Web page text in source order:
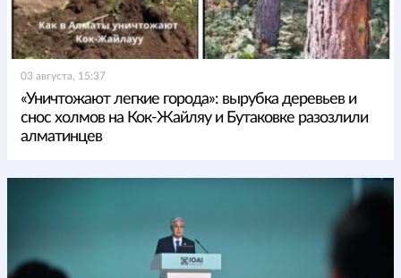
03 августа, 15:37
«Уничтожают легкие города»: вырубка деревьев и
снос холмов на Кок-Жайляу и Бутаковке разозлили
алматинцев